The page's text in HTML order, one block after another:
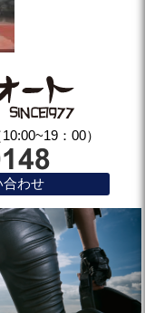
：00）
合わせ